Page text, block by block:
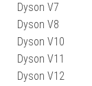
Dyson V7
Dyson V8
Dyson V10
Dyson V11
Dyson V12